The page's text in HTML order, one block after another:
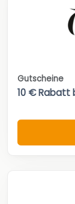
Gutscheine
10 € Rabatt